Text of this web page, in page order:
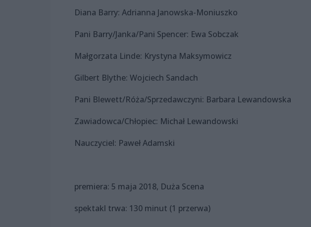
Diana Barry: Adrianna Janowska-Moniuszko
Pani Barry/Janka/Pani Spencer: Ewa Sobczak
Małgorzata Linde: Krystyna Maksymowicz
Gilbert Blythe: Wojciech Sandach
Pani Blewett/Róża/Sprzedawczyni: Barbara Lewandowska
Zawiadowca/Chłopiec: Michał Lewandowski
Nauczyciel: Paweł Adamski
premiera: 5 maja 2018, Duża Scena
spektakl trwa: 130 minut (1 przerwa)